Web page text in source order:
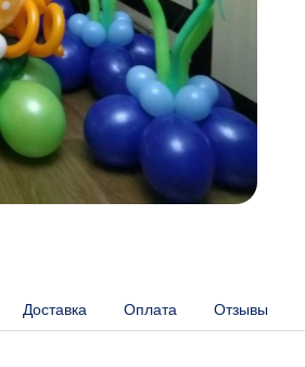
Доставка Оплата Отзывы